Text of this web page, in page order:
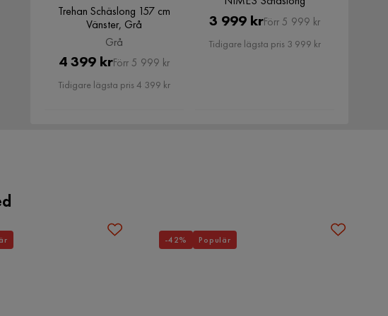
Trehan Schäslong 157 cm
Vänster, Grå
Grå
Pris
4 399 krOriginal
Pris
Förr 5 999 kr
Tidigare lägsta pris 4 399 kr
Pris
3 999 krOriginal
Pris
Förr 5 999 kr
Tidigare lägsta pris 3 999 kr
-42% Populär